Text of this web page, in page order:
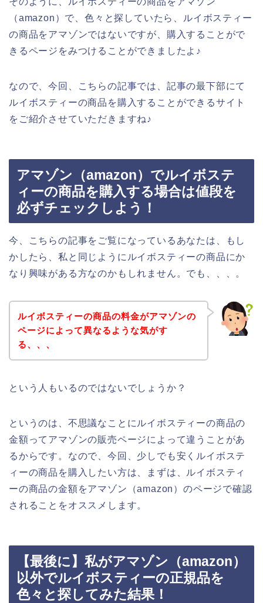
（amazon）で、色々と探していたら、ルイボスティー
の商品をアマゾンではないですが、購入することがで
きるページをみつけることができましたよ♪
なので、今回、こちらの記事では、記事の最下部にて
ルイボスティーの商品を購入することができるサイト
をご紹介させていただきますね♪
アマゾン（amazon）でルイボステ
ィーの商品を購入する場合は値段を
必ずチェックしよう！
今、こちらの記事をご覧になっているあなたは、もし
かしたら、私と同じようにルイボスティーの商品にか
なり興味がある方なのかもしれません。でも、、、。
ルイボスティーの商品の料金がアマゾンの
ページによって異なるような気がす
る、、、
という人もいるのではないでしょうか？
というのは、不思議なことにルイボスティーの商品の
金額ってアマゾンの販売ページによって違うことがあ
るからです。なので、今回、少しでも安くルイボステ
ィーの商品を購入したい方は、まずは、ルイボスティ
ーの商品の金額をアマゾン（amazon）のページで確認
されることをオススメします。
【最後に】私がアマゾン（amazon）
以外でルイボスティーの正規品を
色々と探してみた結果！